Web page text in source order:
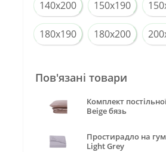
140x200 150x190
180x190 180x200
Пов'язані товари
Комплект
Beige бязь
Простирадло на
Light Grey